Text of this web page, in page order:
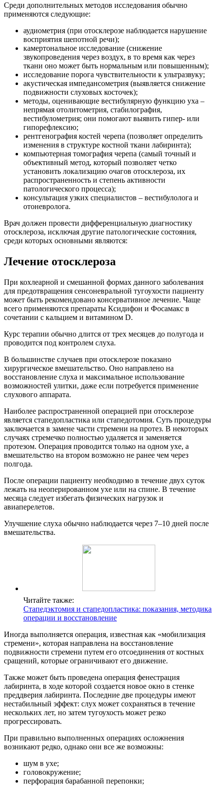
Среди дополнительных методов исследования обычно
применяются следующие:
аудиометрия (при отосклерозе наблюдается нарушение
восприятия шепотной речи);
камертональное исследование (снижение
звукопроведения через воздух, в то время как через
ткани оно может быть нормальным или повышенным);
исследование порога чувствительности к ультразвуку;
акустическая импедансометрия (выявляется снижение
подвижности слуховых косточек);
методы, оценивающие вестибулярную функцию уха –
непрямая отолитометрия, стабилография,
вестибулометрия; они помогают выявить гипер- или
гипорефлексию;
рентгенография костей черепа (позволяет определить
изменения в структуре костной ткани лабиринта);
компьютерная томография черепа (самый точный и
объективный метод, который позволяет четко
установить локализацию очагов отосклероза, их
распространенность и степень активности
патологического процесса);
консультация узких специалистов – вестибулолога и
отоневролога.
Врач должен провести дифференциальную диагностику
отосклероза, исключая другие патологические состояния,
среди которых основными являются:
Лечение отосклероза
При кохлеарной и смешанной формах данного заболевания
для предотвращения сенсоневральной тугоухости пациенту
может быть рекомендовано консервативное лечение. Чаще
всего применяются препараты Ксидифон и Фосамакс в
сочетании с кальцием и витамином D.
Курс терапии обычно длится от трех месяцев до полугода и
проводится под контролем слуха.
В большинстве случаев при отосклерозе показано
хирургическое вмешательство. Оно направлено на
восстановление слуха и максимальное использование
возможностей улитки, даже если потребуется применение
слухового аппарата.
Наиболее распространенной операцией при отосклерозе
является стапедопластика или стапедотомия. Суть процедуры
заключается в замене части стремени на протез. В некоторых
случаях стремечко полностью удаляется и заменяется
протезом. Операция проводится только на одном ухе, а
вмешательство на втором возможно не ранее чем через
полгода.
После операции пациенту необходимо в течение двух суток
лежать на неоперированном ухе или на спине. В течение
месяца следует избегать физических нагрузок и
авиаперелетов.
Улучшение слуха обычно наблюдается через 7–10 дней после
вмешательства.
Читайте также:
Стапедэктомия и стапедопластика: показания, методика
операции и восстановление
Иногда выполняется операция, известная как «мобилизация
стремени», которая направлена на восстановление
подвижности стремени путем его отсоединения от костных
сращений, которые ограничивают его движение.
Также может быть проведена операция фенестрация
лабиринта, в ходе которой создается новое окно в стенке
преддверия лабиринта. Последние две процедуры имеют
нестабильный эффект: слух может сохраняться в течение
нескольких лет, но затем тугоухость может резко
прогрессировать.
При правильно выполненных операциях осложнения
возникают редко, однако они все же возможны:
шум в ухе;
головокружение;
перфорация барабанной перепонки;